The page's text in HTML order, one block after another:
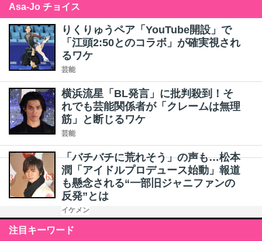
Asa-Jo チョイス
りくりゅうペア「YouTube開設」で
「江頭2:50とのコラボ」が確実視され
るワケ
芸能
横浜流星「BL発言」に批判殺到！そ
れでも芸能関係者が「クレームは無理
筋」と断じるワケ
芸能
「バチバチに荒れそう」の声も…松本
潤「アイドルプロデュース始動」報道
も懸念される“一部旧ジャニファンの
反発”とは
イケメン
注目キーワード